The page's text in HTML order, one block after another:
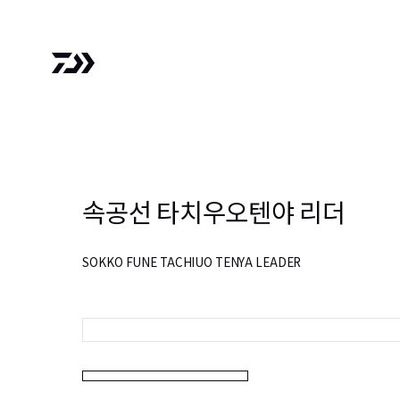
속공선 타치우오텐야 리더
SOKKO FUNE TACHIUO TENYA LEADER